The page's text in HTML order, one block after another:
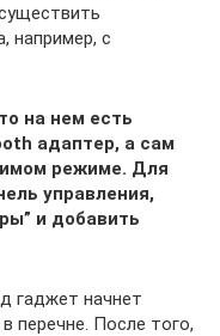
например, с
на нем есть
адаптер, а сам
режиме. Для
управления,
и добавить
гаджет начнет
перечне. После того,